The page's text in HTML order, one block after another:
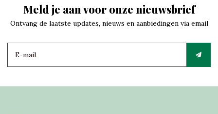
Meld je aan voor onze nieuwsbrief
Ontvang de laatste updates, nieuws en aanbiedingen via email